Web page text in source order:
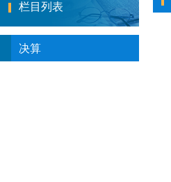
栏目列表
决算